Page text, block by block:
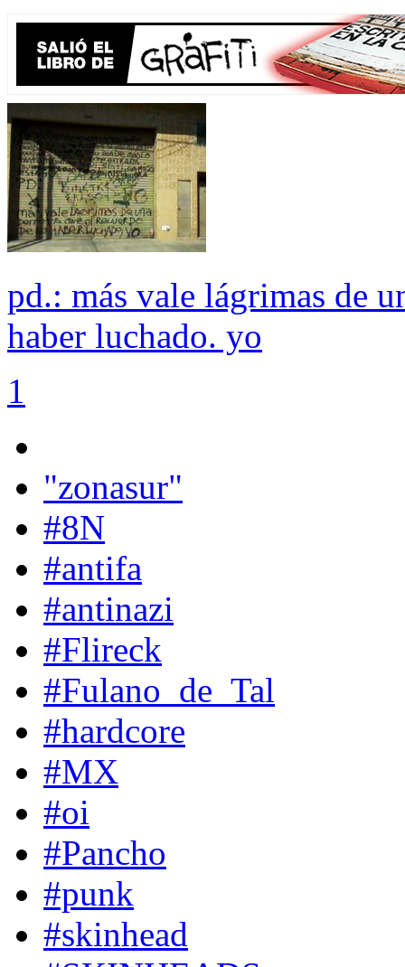
pd.: más vale lágrimas de
haber luchado. yo
1
"zonasur"
#8N
#antifa
#antinazi
#Flireck
#Fulano_de_Tal
#hardcore
#MX
#oi
#Pancho
#punk
#skinhead